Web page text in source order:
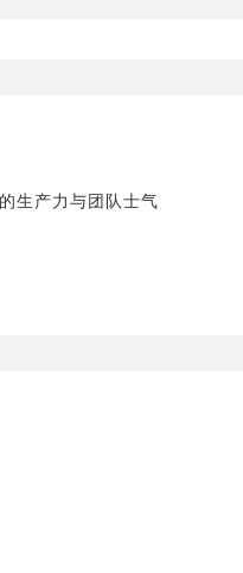
生产力与团队士气